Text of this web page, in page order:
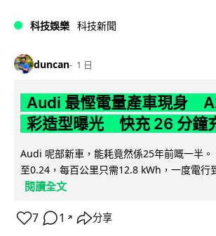
科技娛樂 科技新聞
duncan 1 日
Audi 最慳電量產車現身
彩造型曝光 快充 26 分鐘
Audi 呢部新車，能耗竟然係25年前嘅一半
至0.24，每百公里只需12.8 kWh，一度電行
閱讀全文
7 1 ↗ 分享